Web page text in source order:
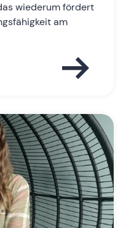
wiederum fördert
am